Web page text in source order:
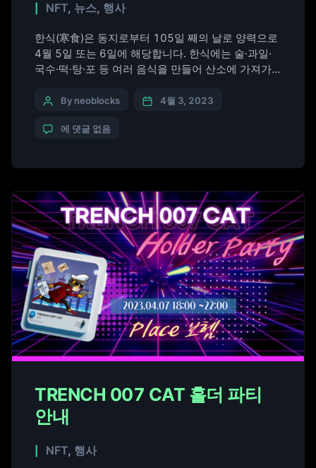
NFT, 뉴스, 행사
한식(寒食)은 동지로부터 105일 째의 날로 양력으로
4월 5일 또는 6일에 해당합니다. 한식에는 술·과일·
국수·떡·탕·포 등 여러 음식을 만들어 산소에 가져가
초(伐草)를 하거나 무덤의 잔디를 새로 입히기도 합니
며 설날, 단오, 추석과 함께 4대 명절 중 하나입니다.
By neoblocks 4월 3, 2023
에 댓글 없음
TRENCH 007 CAT 홀더 파티
안내
NFT, 행사